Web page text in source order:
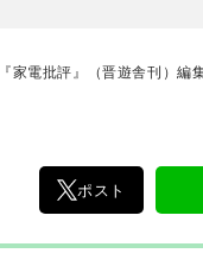
家電批評』（晋遊舎刊）編
ポスト